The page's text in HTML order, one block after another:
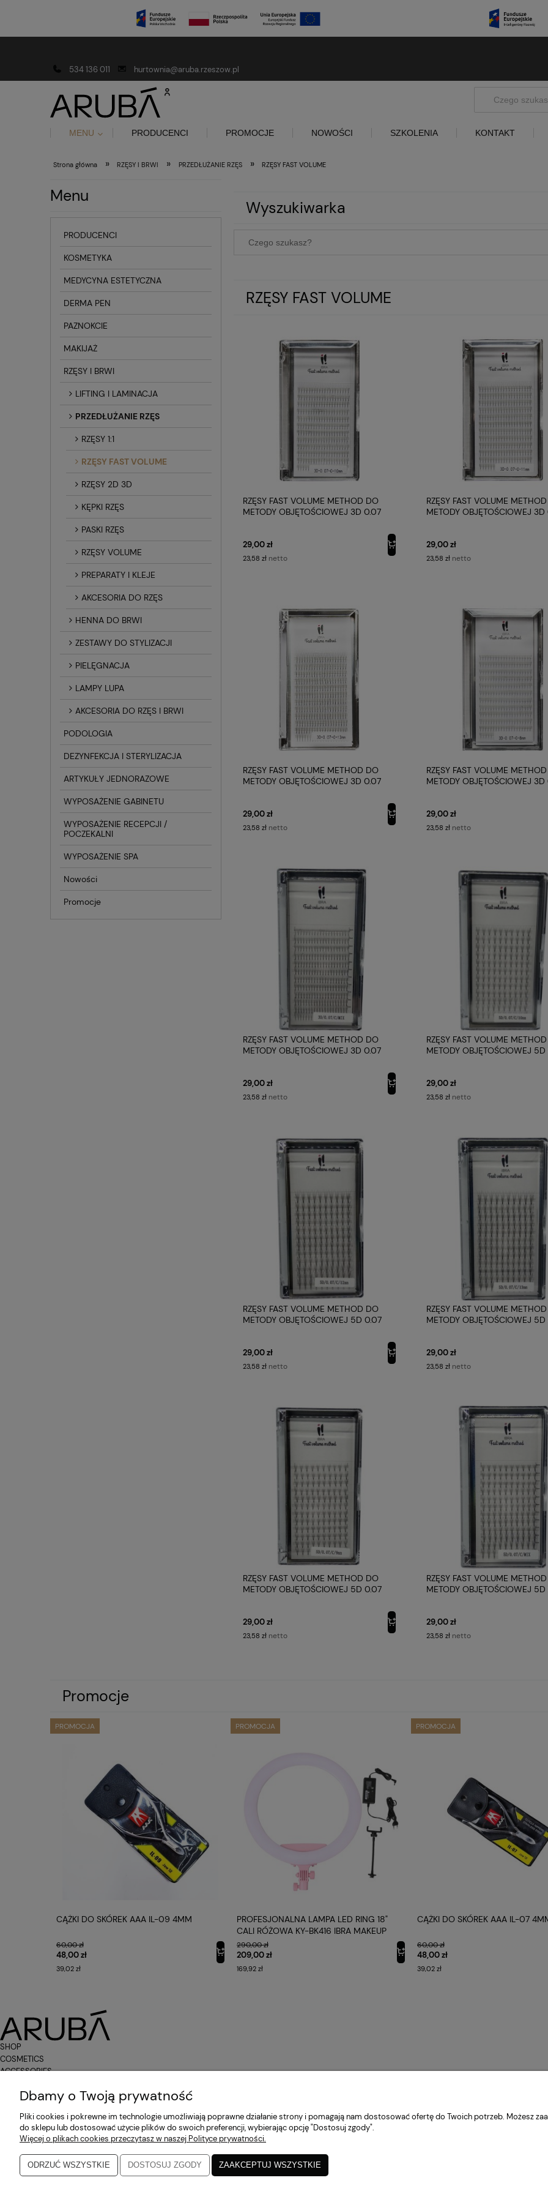
534 136 011
hurtownia@aruba.rzeszow.pl
MENU PRODUCENCI PROMOCJE NOWOŚCI SZKOLENIA KONTAKT
Strona główna » RZĘSY I BRWI » PRZEDŁUŻANIE RZĘS » RZĘSY FAST VOLUME
Menu
PRODUCENCI
KOSMETYKA
MEDYCYNA ESTETYCZNA
DERMA PEN
PAZNOKCIE
MAKIJAŻ
RZĘSY I BRWI
LIFTING I LAMINACJA
PRZEDŁUŻANIE RZĘS
RZĘSY 1:1
RZĘSY FAST VOLUME
RZĘSY 2D 3D
KĘPKI RZĘS
PASKI RZĘS
RZĘSY VOLUME
PREPARATY I KLEJE
AKCESORIA DO RZĘS
HENNA DO BRWI
ZESTAWY DO STYLIZACJI
PIELĘGNACJA
LAMPY LUPA
AKCESORIA DO RZĘS I BRWI
PODOLOGIA
DEZYNFEKCJA I STERYLIZACJA
ARTYKUŁY JEDNORAZOWE
WYPOSAŻENIE GABINETU
WYPOSAŻENIE RECEPCJI /
POCZEKALNI
WYPOSAŻENIE SPA
Nowości
Promocje
Wyszukiwarka
RZĘSY FAST VOLUME
RZĘSY FAST VOLUME METHOD DO
METODY OBJĘTOŚCIOWEJ 3D 0.07
29,00 zł
23,58 zł netto
RZĘSY FAST VOLUME
METODY OBJĘTOŚCIOWEJ
29,00 zł
23,58 zł netto
RZĘSY FAST VOLUME METHOD DO
METODY OBJĘTOŚCIOWEJ 3D 0.07
29,00 zł
23,58 zł netto
RZĘSY FAST VOLUME
METODY OBJĘTOŚCIOWEJ
29,00 zł
23,58 zł netto
RZĘSY FAST VOLUME METHOD DO
METODY OBJĘTOŚCIOWEJ 3D 0.07
29,00 zł
23,58 zł netto
RZĘSY FAST VOLUME
METODY OBJĘTOŚCIOWEJ
29,00 zł
23,58 zł netto
RZĘSY FAST VOLUME METHOD DO
METODY OBJĘTOŚCIOWEJ 5D 0.07
29,00 zł
23,58 zł netto
RZĘSY FAST VOLUME
METODY OBJĘTOŚCIOWEJ
29,00 zł
23,58 zł netto
RZĘSY FAST VOLUME METHOD DO
METODY OBJĘTOŚCIOWEJ 5D 0.07
29,00 zł
23,58 zł netto
RZĘSY FAST VOLUME
METODY OBJĘTOŚCIOWEJ
29,00 zł
23,58 zł netto
Promocje
PROMOCJA
CĄŻKI DO SKÓREK AAA IL-09 4MM
60,00 zł
48,00 zł
39,02 zł
PROMOCJA
PROFESJONALNA LAMPA LED RING 18"
CALI RÓŻOWA KY-BK416 IBRA MAKEUP
290,00 zł
209,00 zł
169,92 zł
PROMOCJA
CĄŻKI DO SKÓREK AAA IL-07
60,00 zł
48,00 zł
39,02 zł
SHOP
COSMETICS
ACCESSORIES
POMOC
Zwroty i reklamacje
SOCIAL MEDIA
Facebook
Twoje zamówienia
Przechowalnia
Dbamy o Twoją prywatność
Pliki cookies i pokrewne im technologie umożliwiają poprawne działanie strony i pomagają nam dostosować ofertę do Twoich potrzeb. Możesz
do sklepu lub dostosować użycie plików do swoich preferencji, wybierając opcję "Dostosuj zgody".
Więcej o plikach cookies przeczytasz w naszej Polityce prywatności.
ODRZUĆ WSZYSTKIE DOSTOSUJ ZGODY ZAAKCEPTUJ WSZYSTKIE